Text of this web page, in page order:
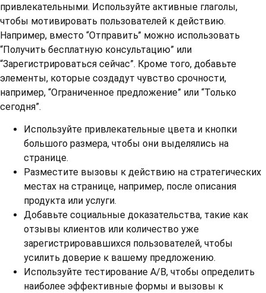
привлекательными. Используйте активные глаголы,
чтобы мотивировать пользователей к действию.
Например, вместо “Отправить” можно использовать
“Получить бесплатную консультацию” или
“Зарегистрироваться сейчас”. Кроме того, добавьте
элементы, которые создадут чувство срочности,
например, “Ограниченное предложение” или “Только
сегодня”.
Используйте привлекательные цвета и кнопки
большого размера, чтобы они выделялись на
странице.
Разместите вызовы к действию на стратегических
местах на странице, например, после описания
продукта или услуги.
Добавьте социальные доказательства, такие как
отзывы клиентов или количество уже
зарегистрировавшихся пользователей, чтобы
усилить доверие к вашему предложению.
Используйте тестирование A/B, чтобы определить
наиболее эффективные формы и вызовы к